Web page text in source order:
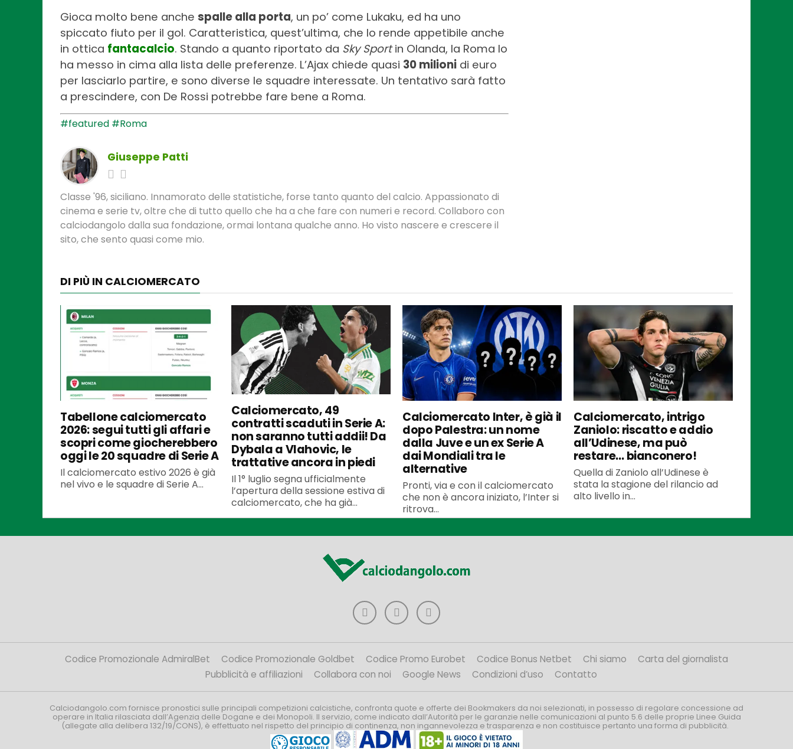
Gioca molto bene anche spalle alla porta, un po’ come Lukaku, ed ha uno
spiccato fiuto per il gol. Caratteristica, quest’ultima, che lo rende appetibile anche
in ottica fantacalcio. Stando a quanto riportato da Sky Sportin Olanda, la Roma lo
ha messo in cima alla lista delle preferenze. L’Ajax chiede quasi 30 milioni di euro
per lasciarlo partire, e sono diverse le squadre interessate. Un tentativo sarà fatto
a prescindere, con De Rossi potrebbe fare bene a Roma.
#featured #Roma
Giuseppe Patti
Classe '96, siciliano. Innamorato delle statistiche, forse tanto quanto del calcio. Appassionato di
cinema e serie tv, oltre che di tutto quello che ha a che fare con numeri e record. Collaboro con
calciodangolo dalla sua fondazione, ormai lontana qualche anno. Ho visto nascere e crescere il
sito, che sento quasi come mio.
DI PIÙ IN CALCIOMERCATO
Tabellone calciomercato
2026: segui tutti gli affari e
scopri come giocherebbero
oggi le 20 squadre di Serie A
Il calciomercato estivo 2026 è già
nel vivo e le squadre di Serie A...
Calciomercato, 49
contratti scaduti in Serie A:
non saranno tutti addii! Da
Dybala a Vlahovic, le
trattative ancora in piedi
Il 1° luglio segna ufficialmente
l’apertura della sessione estiva di
calciomercato, che ha già...
Calciomercato Inter, è già il
dopo Palestra: un nome
dalla Juve e un ex Serie A
dai Mondiali tra le
alternative
Pronti, via e con il calciomercato
che non è ancora iniziato, l’Inter si
ritrova...
Calciomercato, intrigo
Zaniolo: riscatto e addio
all’Udinese, ma può
restare… bianconero!
Quella di Zaniolo all’Udinese è
stata la stagione del rilancio ad
alto livello in...
Codice Promozionale AdmiralBet Codice Promozionale Goldbet Codice Promo Eurobet Codice Bonus Netbet Chi siamo
Carta del giornalista
Pubblicità e affiliazioni
Collabora con noi Google News Condizioni d’uso Contatto
Calciodangolo.com fornisce pronostici sulle principali competizioni calcistiche, confronta quote e offerte dei Bookmakers da noi selezionati, in possesso di regolare concessione ad
operare in Italia rilasciata dall’Agenzia delle Dogane e dei Monopoli. Il servizio, come indicato dall’Autorità per le garanzie nelle comunicazioni al punto 5.6 delle proprie Linee Guida
(allegate alla delibera 132/19/CONS), è effettuato nel rispetto del principio di continenza, non ingannevolezza e trasparenza e non costituisce pertanto una forma di pubblicità.